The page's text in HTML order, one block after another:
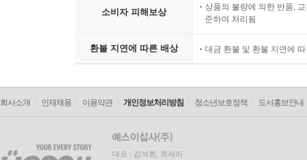
10.4 MCP와 A2A를 활용한 멀티 에이전트 구축하기
____10.4.1 [실습] 랭그래프 에이전트: 로직 구현하
____10.4.2 [실습] 랭그래프 에이전트: 실행기 구현
____10.4.5 [실습] MCP 에이전트: 실행기 구현하기
____10.4.7 [실습] 에이전트 오케스트레이터 구현
____10.4.8 [실습] 에이전트 서버 실행하고 다중 질
소비자 피해보상
상품의 불량에 의한 반품,
준하여 처리됨
환불 지연에 따른 배상 대금 환불 및 환불 지연에
회사소개 인재채용 이용약관 개인정보처리방침 청소년보호정책 도서홍보안내
대표 : 김석환, 최세라